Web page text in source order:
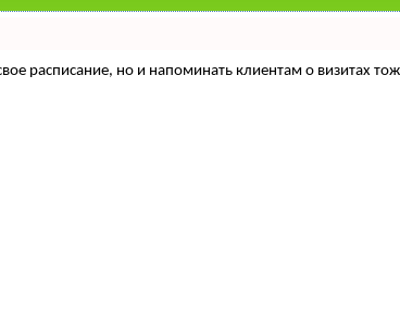
расписание, но и напоминать клиентам о визитах